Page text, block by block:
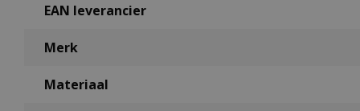
EAN leverancier
Merk
Materiaal